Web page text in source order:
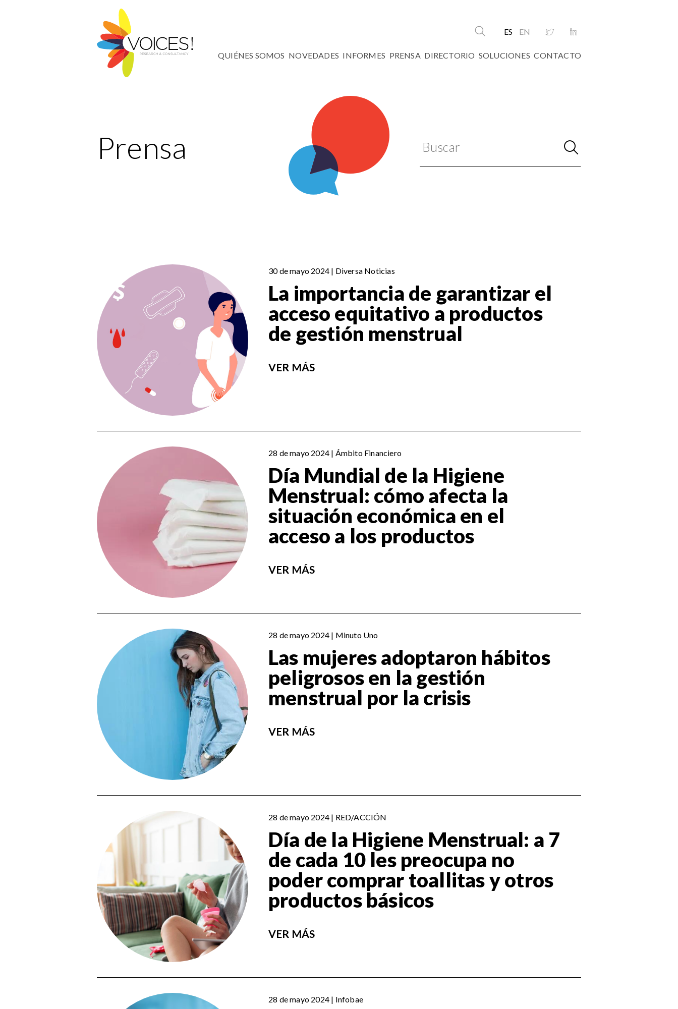
ES EN
QUIÉNES SOMOS NOVEDADES INFORMES PRENSA DIRECTORIO SOLUCIONES CONTACTO
Prensa
30 de mayo 2024 | Diversa Noticias
La importancia de garantizar el
acceso equitativo a productos
de gestión menstrual
VER MÁS
28 de mayo 2024 | Ámbito Financiero
Día Mundial de la Higiene
Menstrual: cómo afecta la
situación económica en el
acceso a los productos
VER MÁS
28 de mayo 2024 | Minuto Uno
Las mujeres adoptaron hábitos
peligrosos en la gestión
menstrual por la crisis
VER MÁS
28 de mayo 2024 | RED/ACCIÓN
Día de la Higiene Menstrual: a 7
de cada 10 les preocupa no
poder comprar toallitas y otros
productos básicos
VER MÁS
28 de mayo 2024 | Infobae